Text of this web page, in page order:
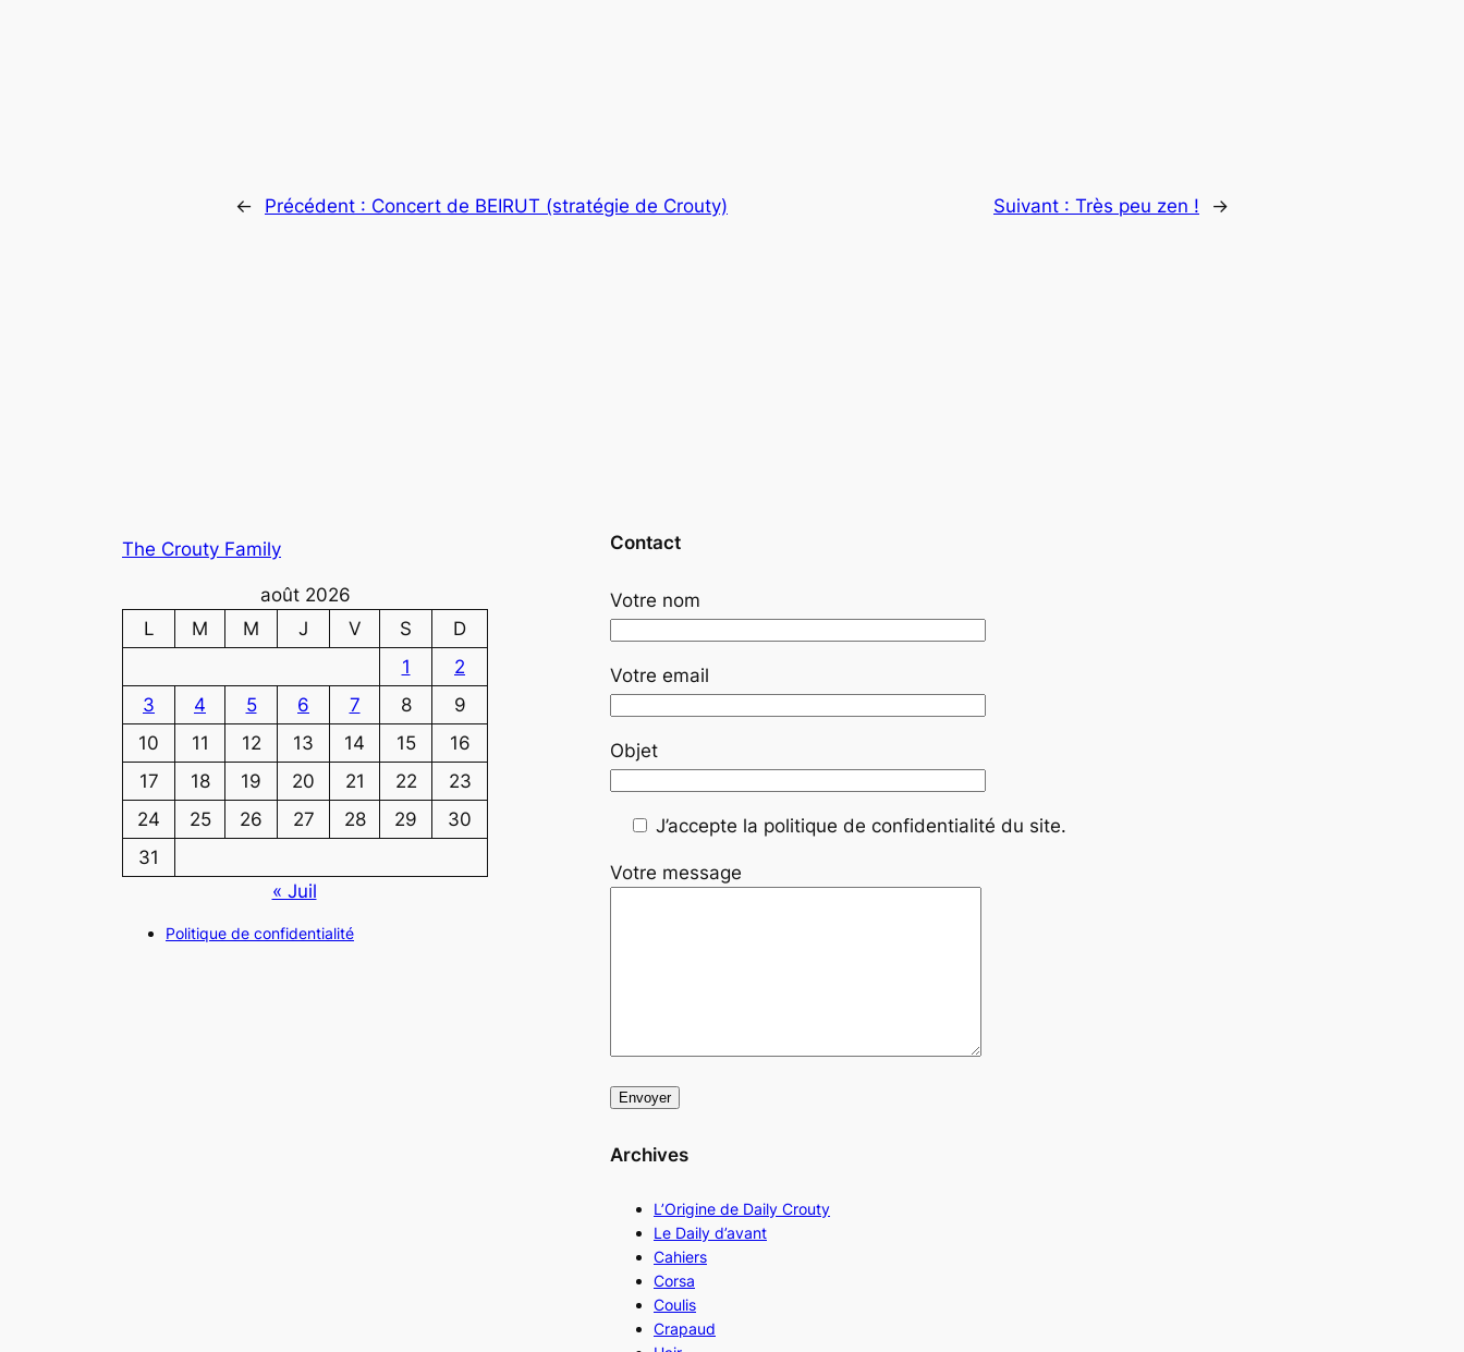
← Précédent : Concert de BEIRUT (stratégie de Crouty) Suivant : Très peu zen ! →
The Crouty Family
août 2026
L
M M J V S
D
1
2
3
4 5 6 7 8
9
10
11 12 13 14 15
16
17
18 19 20 21 22
23
24
25 26 27 28 29
30
31
« Juil
Politique de confidentialité
Contact
Votre nom
Votre email
Objet
J’accepte la politique de confidentialité du site.
Votre message
Archives
L’Origine de Daily Crouty
Le Daily d’avant
Cahiers
Corsa
Coulis
Crapaud